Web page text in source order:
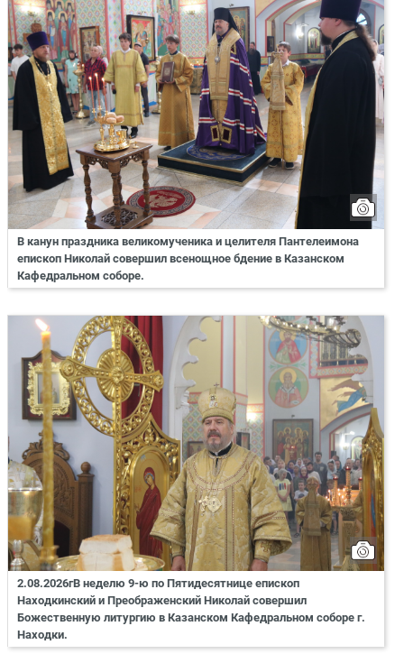
В канун праздника великомученика и целителя Пантелеимона
епископ Николай совершил всенощное бдение в Казанском
Кафедральном соборе.
2.08.2026гВ неделю 9-ю по Пятидесятнице епископ
Находкинский и Преображенский Николай совершил
Божественную литургию в Казанском Кафедральном соборе г.
Находки.